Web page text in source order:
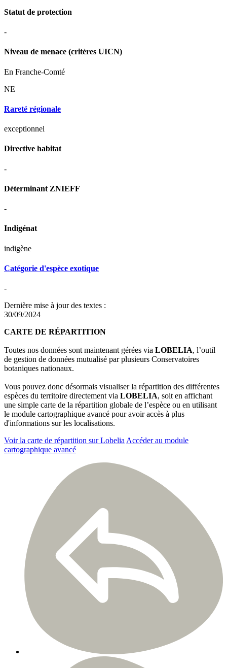
Statut de protection
-
Niveau de menace (critères UICN)
En Franche-Comté
NE
Rareté régionale
exceptionnel
Directive habitat
-
Déterminant ZNIEFF
-
Indigénat
indigène
Catégorie d'espèce exotique
-
Dernière mise à jour des textes :
30/09/2024
CARTE DE RÉPARTITION
Toutes nos données sont maintenant gérées via LOBELIA, l’outil
de gestion de données mutualisé par plusieurs Conservatoires
botaniques nationaux.
Vous pouvez donc désormais visualiser la répartition des différentes
espèces du territoire directement via LOBELIA, soit en affichant
une simple carte de la répartition globale de l’espèce ou en utilisant
le module cartographique avancé pour avoir accès à plus
d'informations sur les localisations.
Voir la carte de répartition sur Lobelia Accéder au module
cartographique avancé